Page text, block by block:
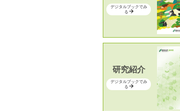
デジタルブックでみ
る
研究紹介
デジタルブックでみ
る